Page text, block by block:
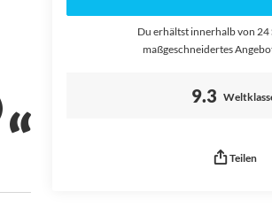
Du erhältst innerhalb von 24
maßgeschneidertes
9.3
Teilen